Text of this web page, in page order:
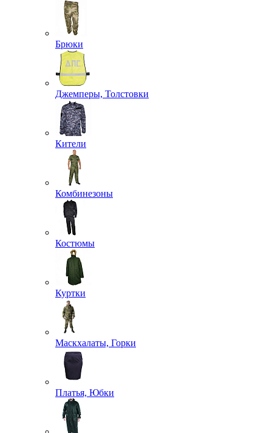
Брюки
Джемперы, Толстовки
Кители
Комбинезоны
Костюмы
Куртки
Маскхалаты, Горки
Платья, Юбки